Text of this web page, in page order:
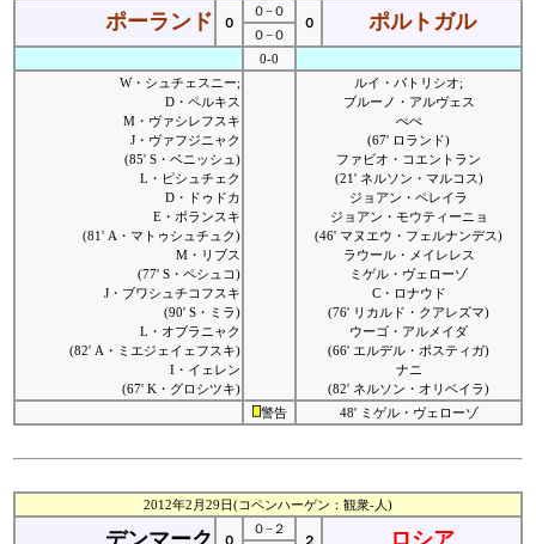
ポーランド ０
０−０
０
ポルトガル
０−０
0-0
W・シュチェスニー;
D・ペルキス
M・ヴァシレフスキ
J・ヴァフジニャク
(85' S・ベニッシュ)
L・ピシュチェク
D・ドゥドカ
E・ポランスキ
(81' A・マトゥシュチュク)
M・リブス
(77' S・ペシュコ)
J・ブワシュチコフスキ
(90' S・ミラ)
L・オブラニャク
(82' A・ミエジェイェフスキ)
I・イェレン
(67' K・グロシツキ)
ルイ・パトリシオ;
ブルーノ・アルヴェス
ぺぺ
(67' ロランド)
ファビオ・コエントラン
(21' ネルソン・マルコス)
ジョアン・ペレイラ
ジョアン・モウティーニョ
(46' マヌエウ・フェルナンデス)
ラウール・メイレレス
ミゲル・ヴェローゾ
C・ロナウド
(76' リカルド・クアレズマ)
ウーゴ・アルメイダ
(66' エルデル・ポスティガ)
ナニ
(82' ネルソン・オリベイラ)
警告
48' ミゲル・ヴェローゾ
2012年2月29日(コペンハーゲン：観衆-人)
０
０−２
２